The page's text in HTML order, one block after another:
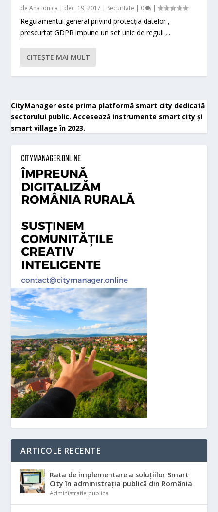
deAna Ionica | dec. 19, 2017 | Securitate | 0 |
Regulamentul general privind protecţia datelor ,
prescurtat GDPR impune un set unic de reguli ,...
CITEŞTE MAI MULT
CityManager este prima platformă smart city dedicată
sectorului public. Accesează instrumente smart city și
smart village în 2023.
ARTICOLE RECENTE
Rata de implementare a soluțiilor Smart
City în administrația publică din România
Administratie publica